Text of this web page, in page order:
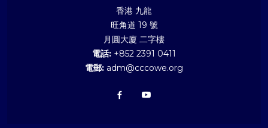
香港 九龍
旺角道 19 號
月圓大廈 二字樓
電話: +852 2391 0411
電郵: adm@cccowe.org